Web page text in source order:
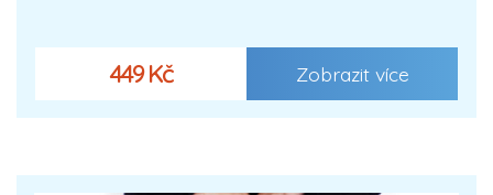
449 Kč Zobrazit více